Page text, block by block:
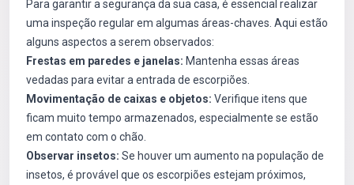
Para garantir a segurança da sua casa, é essencial realizar
uma inspeção regular em algumas áreas-chaves. Aqui estão
alguns aspectos a serem observados:
Frestas em paredes e janelas: Mantenha essas áreas
vedadas para evitar a entrada de escorpiões.
Movimentação de caixas e objetos: Verifique itens que
ficam muito tempo armazenados, especialmente se estão
em contato com o chão.
Observar insetos: Se houver um aumento na população de
insetos, é provável que os escorpiões estejam próximos,